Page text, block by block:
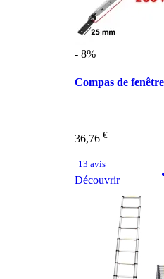
- 8%
Compas de
36,76 €
13 avis
Découvrir